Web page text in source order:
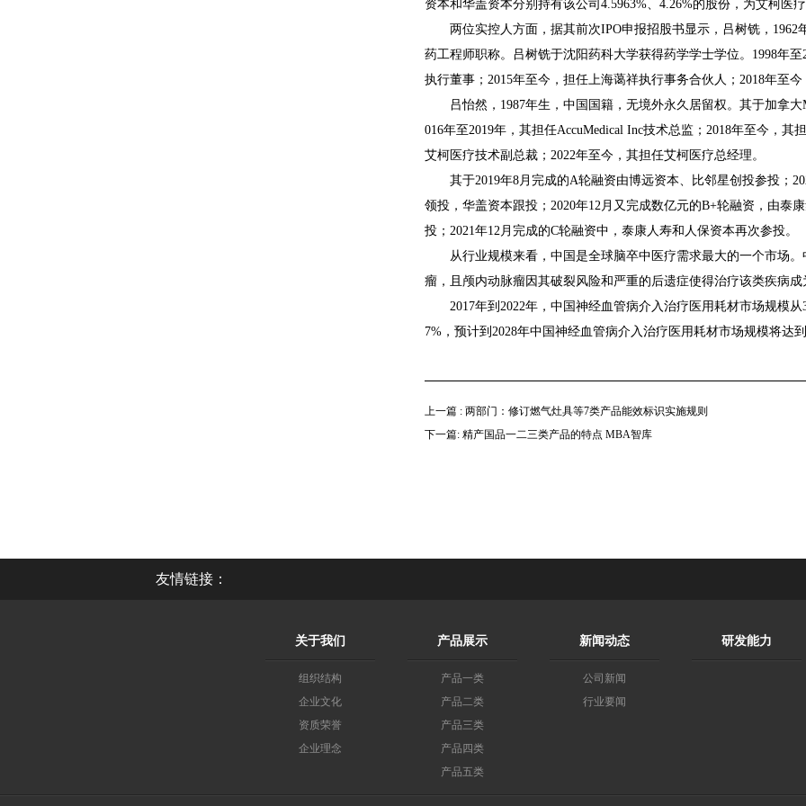
资本和华盖资本分别持有该公司4.5963%、4.26%的股份，为艾柯医
两位实控人方面，据其前次IPO申报招股书显示，吕树铣，1962
药工程师职称。吕树铣于沈阳药科大学获得药学学士学位。1998年
执行董事；2015年至今，担任上海蔼祥执行事务合伙人；2018年至
吕怡然，1987年生，中国国籍，无境外永久居留权。其于加拿大
016年至2019年，其担任AccuMedical Inc技术总监；2018年至今，其
艾柯医疗技术副总裁；2022年至今，其担任艾柯医疗总经理。
其于2019年8月完成的A轮融资由博远资本、比邻星创投参投；
领投，华盖资本跟投；2020年12月又完成数亿元的B+轮融资，由泰
投；2021年12月完成的C轮融资中，泰康人寿和人保资本再次参投。
从行业规模来看，中国是全球脑卒中医疗需求最大的一个市场。
瘤，且颅内动脉瘤因其破裂风险和严重的后遗症使得治疗该类疾病
2017年到2022年，中国神经血管病介入治疗医用耗材市场规模从
7%，预计到2028年中国神经血管病介入治疗医用耗材市场规模将达
上一篇 : 两部门：修订燃气灶具等7类产品能效标识实施规则
下一篇: 精产国品一二三类产品的特点 MBA智库
友情链接：
关于我们
组织结构
企业文化
资质荣誉
企业理念
产品展示
产品一类
产品二类
产品三类
产品四类
产品五类
新闻动态
公司新闻
行业要闻
研发能力